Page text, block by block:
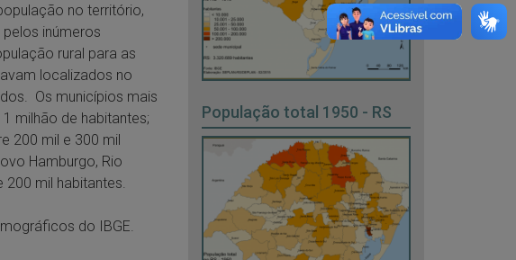
no território,
inúmeros
rural para as
localizados no
Os municípios mais
milhão de habitantes;
200 mil e 300 mil
Hamburgo, Rio
200 mil habitantes.
do IBGE.
População total 1950 - RS